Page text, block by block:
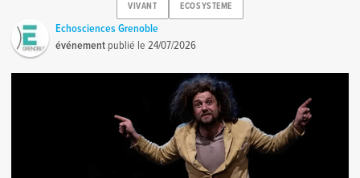
VIVANT ECOSYSTEME
Echosciences Grenoble
événement publié le24/07/2026